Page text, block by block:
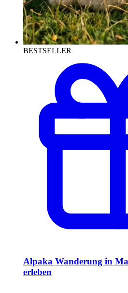
BESTSELLER
Alpaka Wanderung in
erleben